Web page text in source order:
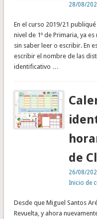
28/08/
En el curso 2019/21
nivel de 1º de Primaria, ya
sin saber leer o escribir. En
escribir el nombre de las
identificativo …
de
26/08/
Inicio de
Desde que Miguel Santos
Revuelta, y ahora